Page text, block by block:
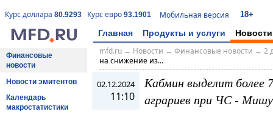
Курс доллара 80.9293 Курс евро 93.1901 Мобильная версия 18+
Главная Продукты и услуги Новости
Финансовые
новости
Новости эмитентов
Календарь
макростатистики
mfd.ru→ Новости → Финансовые новости → 2
на снижение из...
02.12.2024
11:10
Кабмин выделит более
аграриев при ЧС -